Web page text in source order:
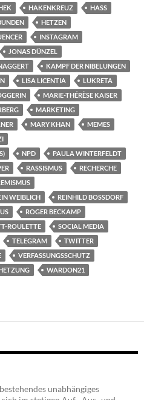
HAKENKREUZ
HASS
HETZEN
INSTAGRAM
JONAS DÜNZEL
KAMPF DER NIBELUNGEN
LISA LICENTIA
LUKRETA
MARIE-THÉRÈSE KAISER
MARKETING
MARY KHAN
MEMES
NPD
PAULA WINTERFELDT
RASSISMUS
RECHERCHE
WEIBLICH
REINHILD BOSSDORF
ROGER BECKAMP
ROULETTE
SOCIAL MEDIA
TELEGRAM
TWITTER
VERFASSUNGSSCHUTZ
WARDON21
unabhängiges